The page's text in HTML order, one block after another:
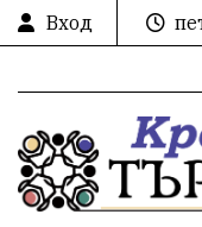
Вход